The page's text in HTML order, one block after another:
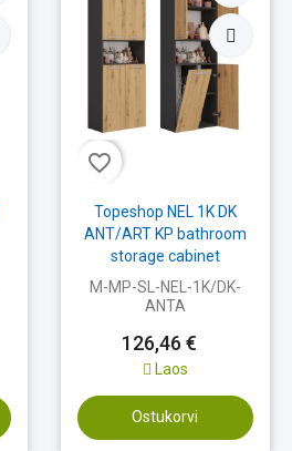
favorite_border
Topeshop NEL 1K DK
ANT/ART KP bathroom
storage cabinet
Graphite, Oak
M-MP-SL-NEL-1K/DK-
ANTA
126,46 €
Laos
Ostukorvi